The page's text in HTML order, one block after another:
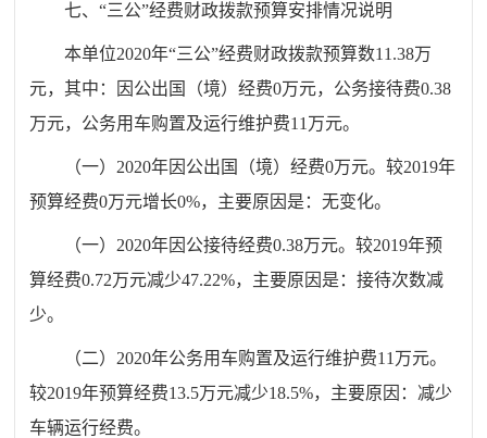
七、“三公”经费财政拨款预算安排情况说明
本单位2020年“三公”经费财政拨款预算数11.38万
元，其中：因公出国（境）经费0万元，公务接待费0.38
万元，公务用车购置及运行维护费11 万元。
（一） 2020年因公出国（境）经费0万元。较2019年
预算经费0万元增长0%，主要原因是：无变化。
（一） 2020年因公接待经费0.38万元。较2019年预
算经费0.72万元减少47.22%，主要原因是：接待次数减
少。
（二） 2020年公务用车购置及运行维护费11 万元。
较2019年预算经费13.5万元减少18.5%，主要原因 ： 减少
车辆运行经费。